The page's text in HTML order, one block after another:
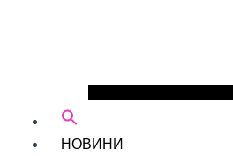
НОВИНИ